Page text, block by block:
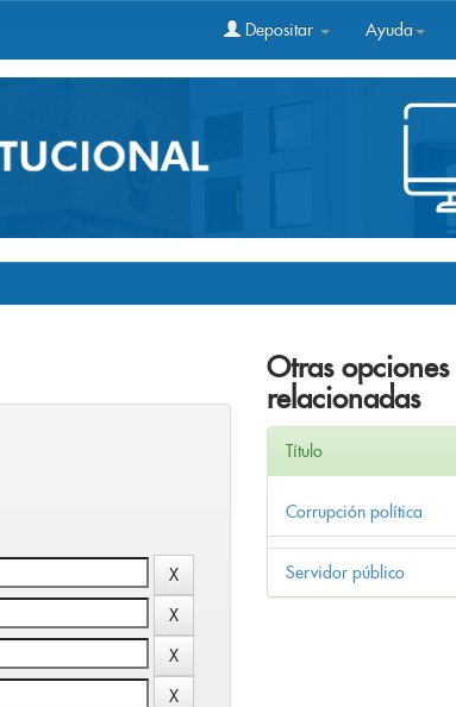
Depositar Ayuda
Otras opciones
relacionadas
Título
Corrupción política
Servidor público